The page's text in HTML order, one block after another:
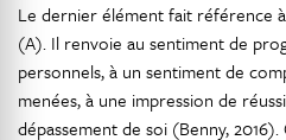
Le dernier élément fait référence
(A). Il renvoie au sentiment de
personnels, à un sentiment de
menées, à une impression de
dépassement de soi (Benny,